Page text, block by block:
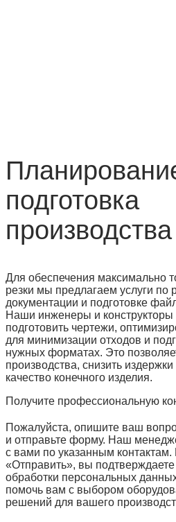
подготовка
производства
Для обеспечения максимально
резки мы предлагаем услуги по
документации и подготовке
Наши инженеры и конструкторы
подготовить чертежи,
для минимизации отходов и
нужных форматах. Это
производства, снизить
качество конечного изделия.
Получите профессиональную
Пожалуйста, опишите ваш
и отправьте форму. Наш
с вами по указанным
«Отправить», вы подтверждаете
обработки персональных
помочь вам с выбором
решений для вашего